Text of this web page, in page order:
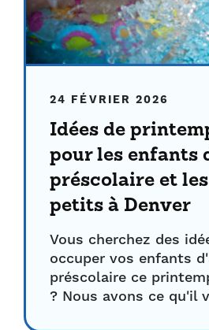
24 FÉVRIER 2026
Idées de
pour les enfants
préscolaire et
petits à Denver
Vous cherchez des
occuper vos enfants
préscolaire ce
? Nous avons ce qu'il